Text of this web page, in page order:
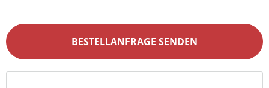
BESTELLANFRAGE SENDEN